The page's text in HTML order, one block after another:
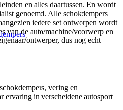
en alles daartussen. En wordt
genoemd. Alle schokdempers
iedere set ontworpen wordt
van de auto/machine/voorwerp en
ontwerper, dus nog echt
vering en
ervaring in verscheidene autosport